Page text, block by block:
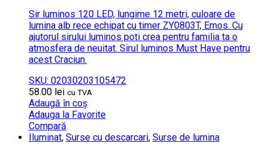
Sir luminos 120 LED, lungime 12 metri, culoare de
lumina alb rece echipat cu timer ZY0803T, Emos. Cu
ajutorul sirului luminos poti crea pentru familia ta o
atmosfera de neuitat. Sirul luminos Must Have pentru
acest Craciun.
SKU: 02030203105472
58.00 lei cu TVA
Adaugă în coș
Adauga la Favorite
Compară
Iluminat, Surse cu descarcari, Surse de lumina